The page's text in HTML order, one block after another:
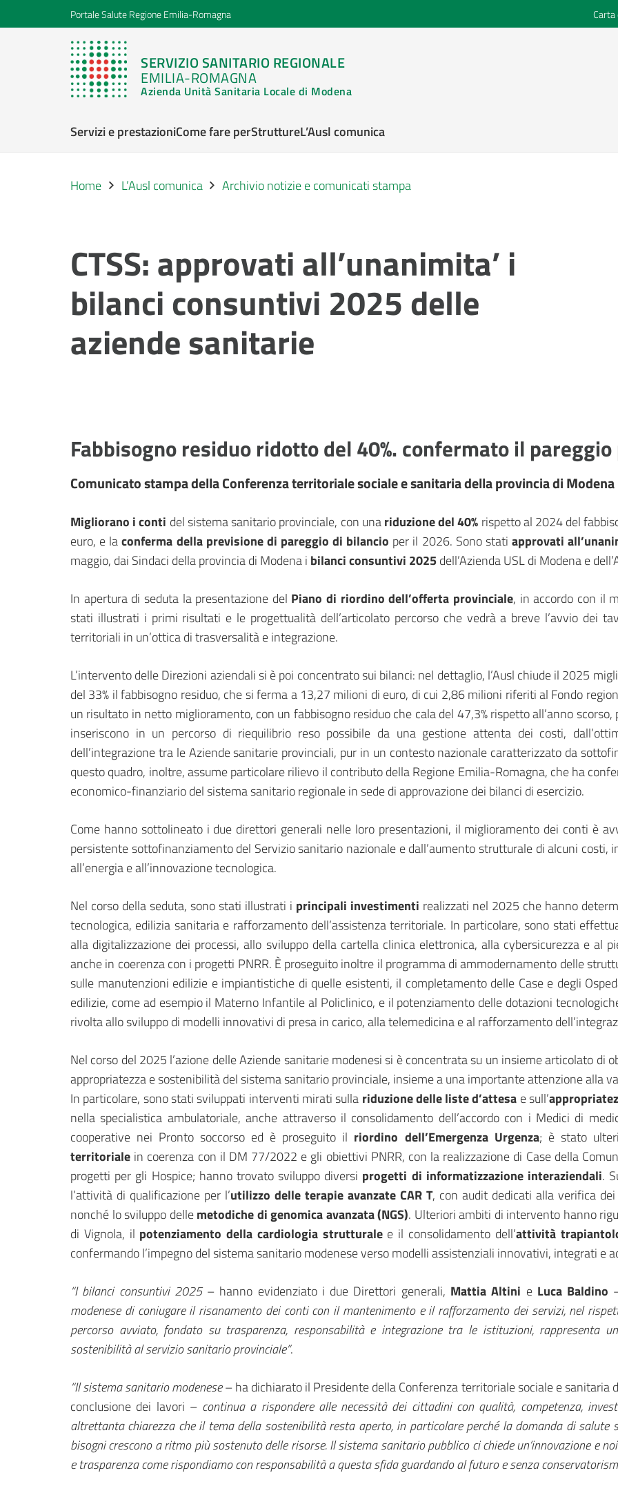
Portale Salute Regione Emilia-Romagna Carta
SERVIZIO SANITARIO REGIONALE
EMILIA-ROMAGNA
Azienda Unità Sanitaria Locale di Modena
Servizi e prestazioniCome fare perStruttureL’Ausl comunica
Home L’Ausl comunica Archivio notizie e comunicati stampa
CTSS: approvati all’unanimita’ i
bilanci consuntivi 2025 delle
aziende sanitarie
Fabbisogno residuo ridotto del 40%. confermato il
Comunicato stampa della Conferenza territoriale sociale e sanitaria della provincia di Modena
Migliorano i conti del sistema sanitario provinciale, con unariduzione del 40% rispetto al 2024 del
euro, e laconferma della previsione di pareggio di bilancio per il 2026. Sono stati approvati
maggio, dai Sindaci della provincia di Modena i bilanci consuntivi 2025dell’Azienda USL di Modena e
In apertura di seduta la presentazione del Piano di riordino dell’offerta provinciale, in accordo con il
stati illustrati i primi risultati e le progettualità dell’articolato percorso che vedrà a breve l’avvio dei
territoriali in un’ottica di trasversalità e integrazione.
L’intervento delle Direzioni aziendali si è poi concentrato sui bilanci: nel dettaglio, l’Ausl chiude il 2025
del 33% il fabbisogno residuo, che si ferma a 13,27 milioni di euro, di cui 2,86 milioni riferiti al Fondo
un risultato in netto miglioramento, con un fabbisogno residuo che cala del 47,3% rispetto all’anno
inseriscono in un percorso di riequilibrio reso possibile da una gestione attenta dei costi,
dell’integrazione tra le Aziende sanitarie provinciali, pur in un contesto nazionale caratterizzato da
questo quadro, inoltre, assume particolare rilievo il contributo della Regione Emilia-Romagna, che ha
economico-finanziario del sistema sanitario regionale in sede di approvazione dei bilanci di esercizio.
Come hanno sottolineato i due direttori generali nelle loro presentazioni, il miglioramento dei conti è
persistente sottofinanziamento del Servizio sanitario nazionale e dall’aumento strutturale di alcuni
all’energia e all’innovazione tecnologica.
Nel corso della seduta, sono stati illustrati i principali investimenti realizzati nel 2025 che hanno
tecnologica, edilizia sanitaria e rafforzamento dell’assistenza territoriale. In particolare, sono stati
alla digitalizzazione dei processi, allo sviluppo della cartella clinica elettronica, alla cybersicurezza e al
anche in coerenza con i progetti PNRR. È proseguito inoltre il programma di ammodernamento delle
sulle manutenzioni edilizie e impiantistiche di quelle esistenti, il completamento delle Case e degli
edilizie, come ad esempio il Materno Infantile al Policlinico, e il potenziamento delle dotazioni
rivolta allo sviluppo di modelli innovativi di presa in carico, alla telemedicina e al rafforzamento
Nel corso del 2025 l’azione delle Aziende sanitarie modenesi si è concentrata su un insieme articolato
appropriatezza e sostenibilità del sistema sanitario provinciale, insieme a una importante attenzione alla
In particolare, sono stati sviluppati interventi mirati sulla riduzione delle liste d’attesa e sull’
nella specialistica ambulatoriale, anche attraverso il consolidamento dell’accordo con i Medici di
cooperative nei Pronto soccorso ed è proseguito il riordino dell’Emergenza Urgenza; è stato
territoriale in coerenza con il DM 77/2022 e gli obiettivi PNRR, con la realizzazione di Case della
progetti per gli Hospice; hanno trovato sviluppo diversi progetti di informatizzazione interaziendali.
l’attività di qualificazione per l’utilizzo delle terapie avanzate CAR T, con audit dedicati alla verifica
nonché lo sviluppo dellemetodiche di genomica avanzata (NGS). Ulteriori ambiti di intervento hanno
di Vignola, il potenziamento della cardiologia strutturalee il consolidamento dell’attività
confermando l’impegno del sistema sanitario modenese verso modelli assistenziali innovativi, integrati e
“I bilanci consuntivi 2025– hanno evidenziato i due Direttori generali, Mattia Altini e Luca Baldino
modenese di coniugare il risanamento dei conti con il mantenimento e il rafforzamento dei servizi, nel
percorso avviato, fondato su trasparenza, responsabilità e integrazione tra le istituzioni, rappresenta
sostenibilità al servizio sanitario provinciale”.
“Il sistema sanitario modenese– ha dichiarato il Presidente della Conferenza territoriale sociale e sanitaria
conclusione dei lavori – continua a rispondere alle necessità dei cittadini con qualità, competenza,
altrettanta chiarezza che il tema della sostenibilità resta aperto, in particolare perché la domanda di
bisogni crescono a ritmo più sostenuto delle risorse. Il sistema sanitario pubblico ci chiede un’innovazione e
e trasparenza come rispondiamo con responsabilità a questa sfida guardando al futuro e senza